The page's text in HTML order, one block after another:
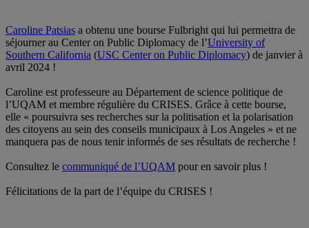
Caroline Patsias a obtenu une bourse Fulbright qui lui permettra de
séjourner au Center on Public Diplomacy de l’University of
Southern California (USC Center on Public Diplomacy) de janvier à
avril 2024 !
Caroline est professeure au Département de science politique de
l’UQAM et membre régulière du CRISES. Grâce à cette bourse,
elle « poursuivra ses recherches sur la politisation et la polarisation
des citoyens au sein des conseils municipaux à Los Angeles » et ne
manquera pas de nous tenir informés de ses résultats de recherche !
Consultez le communiqué de l’UQAM pour en savoir plus !
Félicitations de la part de l’équipe du CRISES !